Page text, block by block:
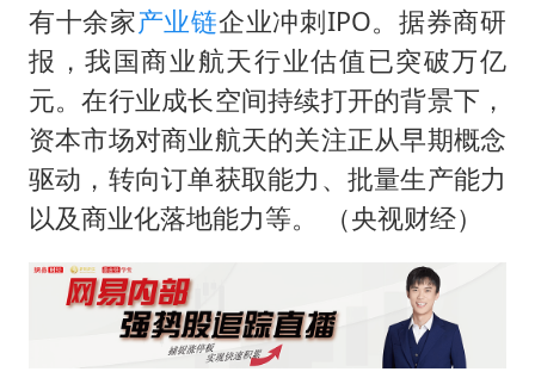
有十余家产业链企业冲刺IPO。据券商研
报，我国商业航天行业估值已突破万亿
元。在行业成长空间持续打开的背景下，
资本市场对商业航天的关注正从早期概念
驱动，转向订单获取能力、批量生产能力
以及商业化落地能力等。 （央视财经）